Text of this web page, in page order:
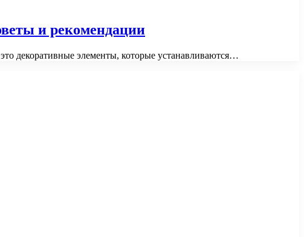
и рекомендации
декоративные элементы, которые устанавливаются…